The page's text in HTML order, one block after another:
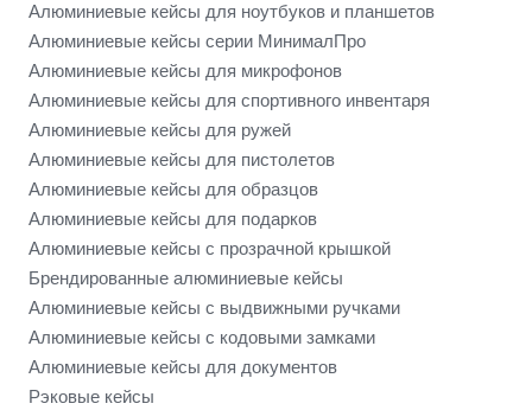
Алюминиевые кейсы для ноутбуков и планшетов
Алюминиевые кейсы серии МинималПро
Алюминиевые кейсы для микрофонов
Алюминиевые кейсы для спортивного инвентаря
Алюминиевые кейсы для ружей
Алюминиевые кейсы для пистолетов
Алюминиевые кейсы для образцов
Алюминиевые кейсы для подарков
Алюминиевые кейсы с прозрачной крышкой
Брендированные алюминиевые кейсы
Алюминиевые кейсы с выдвижными ручками
Алюминиевые кейсы с кодовыми замками
Алюминиевые кейсы для документов
Рэковые кейсы